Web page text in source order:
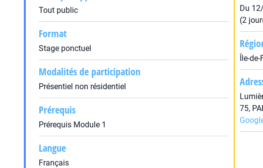
Tout public
Format
Stage ponctuel
Modalités de participation
Présentiel non résidentiel
Prérequis
Prérequis Module 1
Langue
Français
Du
(2
Île-
75,